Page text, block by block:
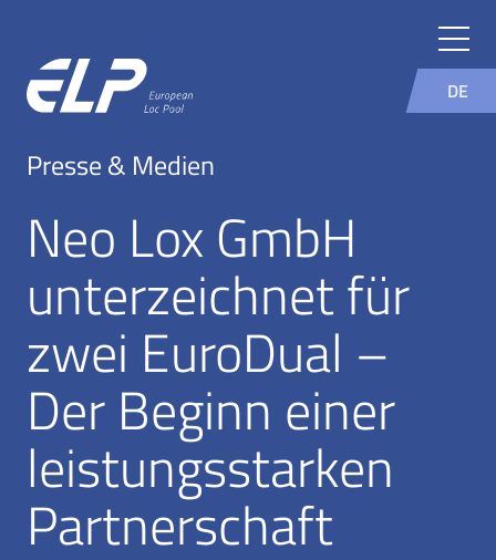
DE
Presse & Medien
Neo Lox GmbH
unterzeichnet für
zwei EuroDual –
Der Beginn einer
leistungsstarken
Partnerschaft